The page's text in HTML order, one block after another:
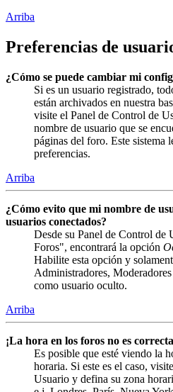
Arriba
Preferencias de
¿Cómo se puede cambiar mi
Si es un usuario registrado,
están archivados en nuestra
visite el Panel de Control de
nombre de usuario que se
páginas del foro. Este sistema
preferencias.
Arriba
¿Cómo evito que mi nombre de
usuarios conectados?
Desde su Panel de Control de
Foros", encontrará la opción
Habilite esta opción y
Administradores,
como usuario oculto.
Arriba
¡La hora en los foros no es
Es posible que esté viendo la
horaria. Si este es el caso,
Usuario y defina su zona